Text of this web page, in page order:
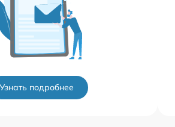
Узнать подробнее